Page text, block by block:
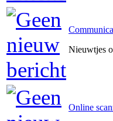
Nieuwtjes
Online